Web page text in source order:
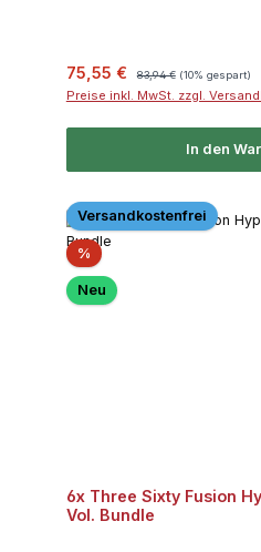
Verkaufspreis:
75,55 € 83,94 € (10% gespart)
Preise inkl. MwSt. zzgl.
In den
Versandkostenfrei
%Rabatt
Neu
6x Three Sixty Fusion
Vol. Bundle